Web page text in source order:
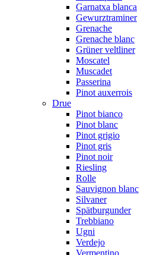
Garnatxa blanca
Gewurztraminer
Grenache
Grenache blanc
Grüner veltliner
Moscatel
Muscadet
Passerina
Pinot auxerrois
Drue
Pinot bianco
Pinot blanc
Pinot grigio
Pinot gris
Pinot noir
Riesling
Rolle
Sauvignon blanc
Silvaner
Spätburgunder
Trebbiano
Ugni
Verdejo
Vermentino